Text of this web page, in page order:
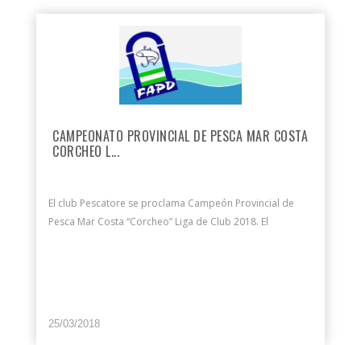
CAMPEONATO PROVINCIAL DE PESCA MAR COSTA
CORCHEO L...
El club Pescatore se proclama Campeón Provincial de
Pesca Mar Costa “Corcheo” Liga de Club 2018. El
25/03/2018